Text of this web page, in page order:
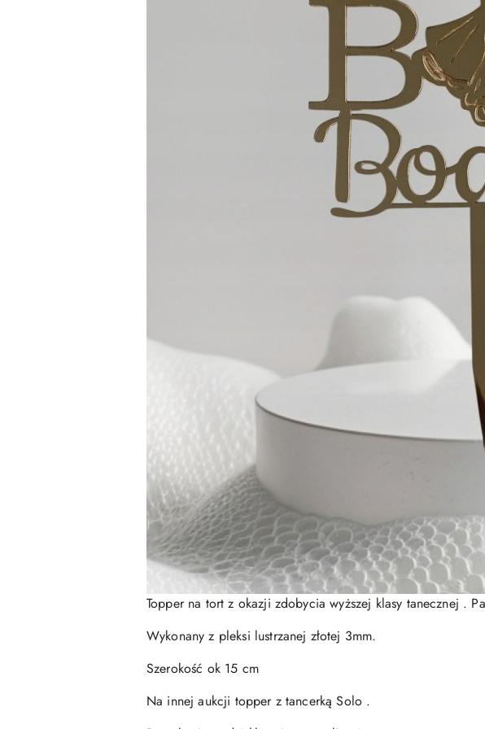
Topper na tort z okazji zdobycia wyższej klasy tanecznej .
Wykonany z pleksi lustrzanej złotej 3mm.
Szerokość ok 15 cm
Na innej aukcji topper z tancerką Solo .